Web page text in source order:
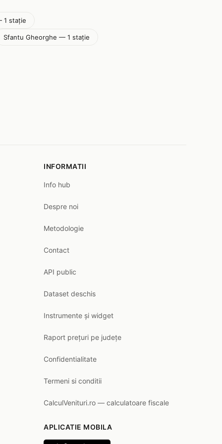
1 stație
Sfantu Gheorghe — 1 stație
INFORMATII
Info hub
Despre noi
Metodologie
Contact
API public
Dataset deschis
Instrumente și widget
Raport prețuri pe județe
Confidentialitate
Termeni si conditii
CalculVenituri.ro — calculatoare fiscale
APLICATIE MOBILA